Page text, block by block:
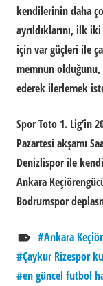
kendilerinin daha
ayrıldıklarını, ilk
için var güçleri ile
memnun
ederek ilerlemek
Spor Toto 1. Lig’in
Pazartesi akşamı
Denizlispor ile
Ankara
Bodrumspor
Ankara
Çaykur Rizespor
en güncel futbol